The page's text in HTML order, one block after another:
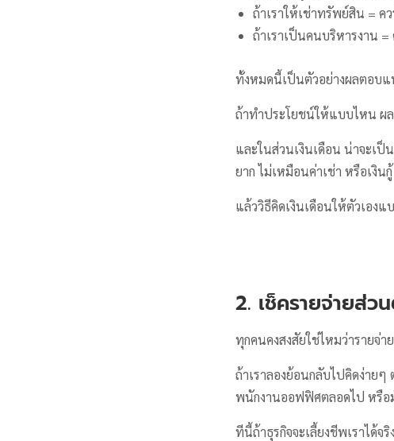
ถ้าเราให้เช่าทรัพย์สิน = คว
ถ้าเราเป็นคนบริหารงาน =
ทั้งหมดนี้เป็นตัวอย่างผลตอบแ
ถ้าทำประโยชน์ให้แบบไหน ผ
และในส่วนเงินเดือน น่าจะเ
ยาก ไม่เหมือนค่าเช่า หรือเงินกู้
แล้ววิธีคิดเงินเดือนให้ตัวเองแ
2. เช็ครายจ่ายส่ว
ทุกคนคงสงสัยใช่ไหมว่ารายจ่า
ถ้าเราลองย้อนกลับไปคิดง่ายๆ
พนักงานออฟฟิศตลอดไป หรือมั
ทีนี้ถ้าธุรกิจจะเลี้ยงชีพเราได้จ